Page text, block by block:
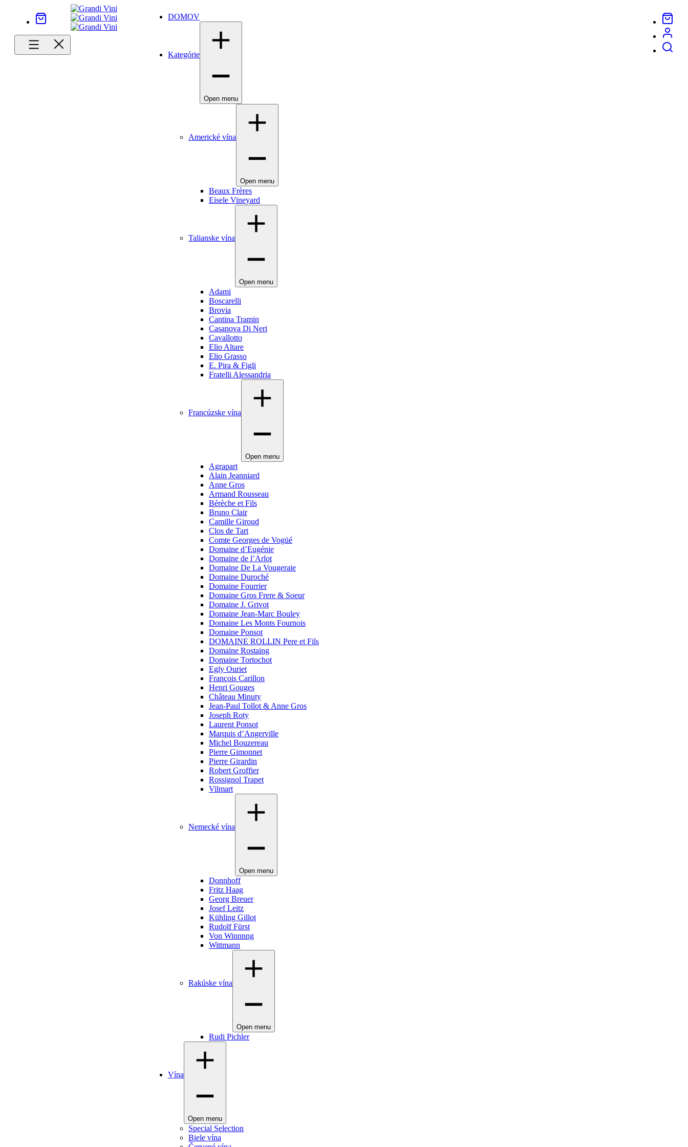
DOMOV
Kategórie
Open menu
Americké vína
Open menu
Beaux Frères
Eisele Vineyard
Talianske vína
Open menu
Adami
Boscarelli
Brovia
Cantina Tramin
Casanova Di Neri
Cavallotto
Elio Altare
Elio Grasso
E. Pira & Figli
Fratelli Alessandria
Francúzske vína
Open menu
Agrapart
Alain Jeanniard
Anne Gros
Armand Rousseau
Bérèche et Fils
Bruno Clair
Camille Giroud
Clos de Tart
Comte Georges de Vogüé
Domaine d’Eugénie
Domaine de l’Arlot
Domaine De La Vougeraie
Domaine Duroché
Domaine Fourrier
Domaine Gros Frere & Soeur
Domaine J. Grivot
Domaine Jean-Marc Bouley
Domaine Les Monts Fournois
Domaine Ponsot
DOMAINE ROLLIN Pere et Fils
Domaine Rostaing
Domaine Tortochot
Egly Ouriet
François Carillon
Henri Gouges
Château Minuty
Jean-Paul Tollot & Anne Gros
Joseph Roty
Laurent Ponsot
Marquis d’Angerville
Michel Bouzereau
Pierre Gimonnet
Pierre Girardin
Robert Groffier
Rossignol Trapet
Vilmart
Nemecké vína
Open menu
Donnhoff
Fritz Haag
Georg Breuer
Josef Leitz
Kühling Gillot
Rudolf Fürst
Von Winnnng
Wittmann
Rakúske vína
Open menu
Rudi Pichler
Vína
Open menu
Special Selection
Biele vína